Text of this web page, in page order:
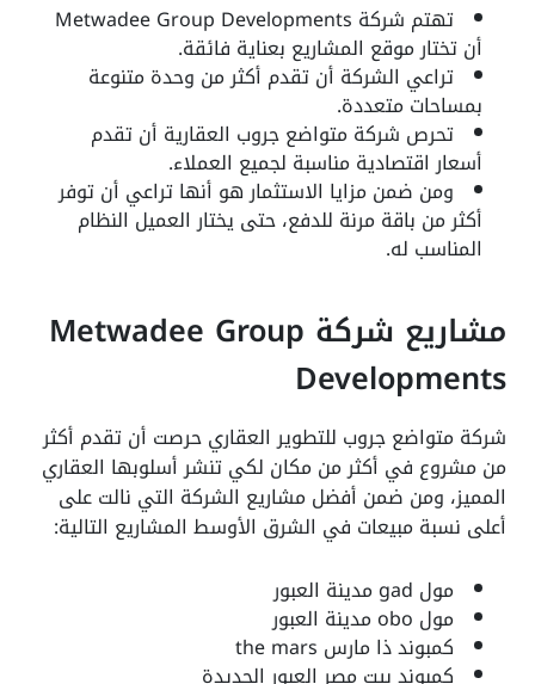
تهتم شركة Metwadee Group Developments
أن تختار موقع المشاريع بعناية فائقة.
تراعي الشركة أن تقدم أكثر من وحدة متنوعة
بمساحات متعددة.
تحرص شركة متواضع جروب العقارية أن تقدم
أسعار اقتصادية مناسبة لجميع العملاء.
ومن ضمن مزايا الاستثمار هو أنها تراعي أن توفر
أكثر من باقة مرنة للدفع، حتى يختار العميل النظام
المناسب له.
مشاريع شركة Metwadee Group
Developments
شركة متواضع جروب للتطوير العقاري حرصت أن تقدم أكثر
من مشروع في أكثر من مكان لكي تنشر أسلوبها العقاري
المميز، ومن ضمن أفضل مشاريع الشركة التي نالت على
أعلى نسبة مبيعات في الشرق الأوسط المشاريع التالية:
مول gad مدينة العبور
مول obo مدينة العبور
كمبوند ذا مارس the mars
كمبوند بيت مصر العبور الجديدة